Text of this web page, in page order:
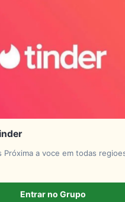
Próxima a voce em todas
Entrar no Grupo